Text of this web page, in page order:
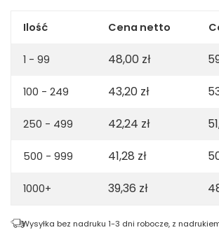
org.
160gsm
Navy
Ilość Cena netto
1 - 99 48,00 zł
100 - 249 43,20 zł
250 - 499 42,24 zł
500 - 999 41,28 zł
1000+ 39,36 zł
Wysyłka bez nadruku 1-3 dni robocze, z